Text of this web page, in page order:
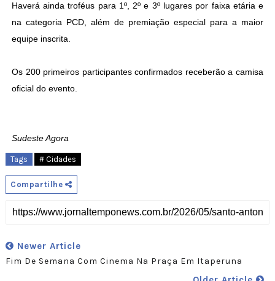
Haverá ainda troféus para 1º, 2º e 3º lugares por faixa etária e
na categoria PCD, além de premiação especial para a maior
equipe inscrita.
Os 200 primeiros participantes confirmados receberão a camisa
oficial do evento.
Sudeste Agora
Tags # Cidades
Compartilhe
Newer Article
Fim De Semana Com Cinema Na Praça Em Itaperuna